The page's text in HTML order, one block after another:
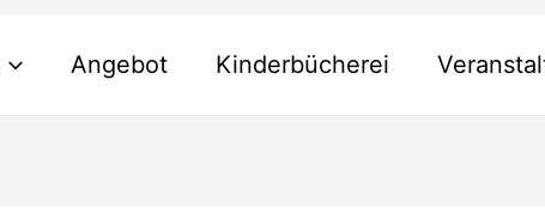
Angebot Kinderbücherei